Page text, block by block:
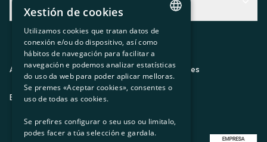
Descubre qué servicio te encaja mejor
Contacto
Actualidad
O recuncho da socia
Prensa
Trabaja con nosotros
Aviso legalPolítica de privacidadPolítica de cookies
ES CAGLEU
CATALAN
SPANISH
GL
Xestión de cookies
Utilizamos cookies que tratan datos de
conexión e/ou do dispositivo, así como
hábitos de navegación para facilitar a
navegación e podemos analizar estatísticas
do uso da web para poder aplicar melloras.
Se premes «Aceptar cookies», consentes o
uso de todas as cookies.
Se prefires configurar o seu uso ou limitalo,
podes facer a túa selección e gardala.